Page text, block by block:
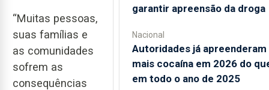
“Muitas pessoas,
suas famílias e
as comunidades
sofrem as
consequências
garantir apreensão da droga
Nacional
Autoridades já apreenderam
mais cocaína em 2026 do
em todo o ano de 2025